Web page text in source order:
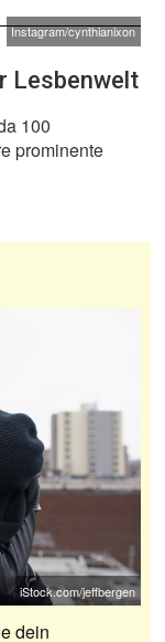
Instagram/cynthianixon
Lesbenwelt
100
prominente
iStock.com/jeffbergen
dein